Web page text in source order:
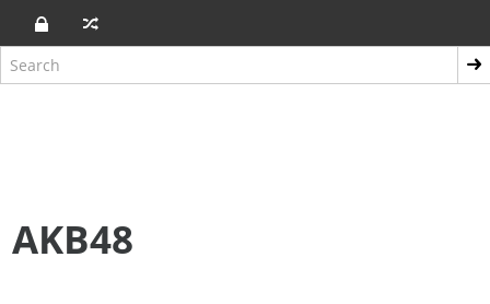
AKB48